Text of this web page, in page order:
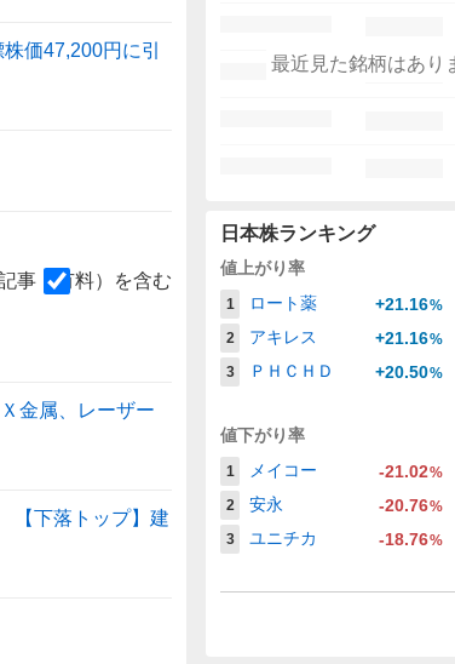
価47,200円に引
事（有料）を含む
金属、レーザー
【下落トップ】建
最近見た銘柄はあり
日本株ランキング
値上がり率
1 ロート薬 +21.16%
2
アキレス +21.16%
3
ＰＨＣＨＤ +20.50%
値下がり率
1 メイコー -21.02%
2
安永 -20.76%
3
ユニチカ -18.76%